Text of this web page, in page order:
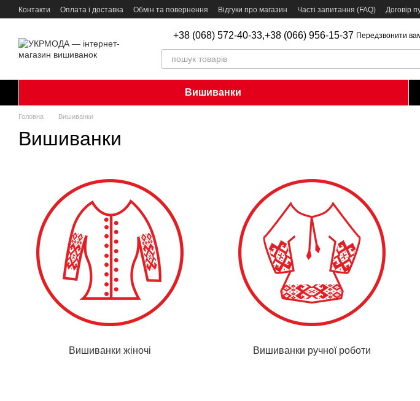
Перейти до основного контенту
Контакти Оплата і доставка Обмін та повернення Відгуки про магазин Часті запитання (FAQ) Договір
+38 (068) 572-40-33,+38 (066) 956-15-37 Передзвонити
Вишиванки
Головна Вишиванки
Вишиванки
Вишиванки жіночі Вишиванки ручної роботи